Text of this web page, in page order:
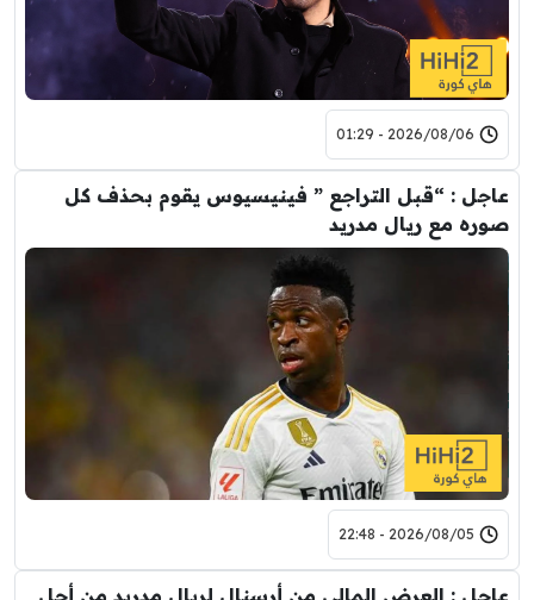
2026/08/06 - 01:29
عاجل : “قبل التراجع ” فينيسيوس يقوم بحذف كل
صوره مع ريال مدريد
2026/08/05 - 22:48